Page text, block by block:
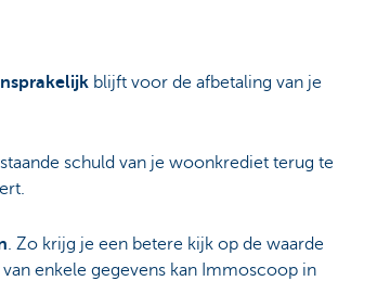
blijft voor de afbetaling van je
schuld van je woonkrediet terug te
. Zo krijg je een betere kijk op de waarde
enkele gegevens kan Immoscoop in